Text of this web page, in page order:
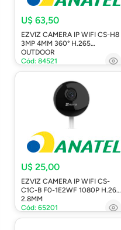
U$ 63,50
EZVIZ CAMERA IP WIFI CS-H8
3MP 4MM 360° H.265
OUTDOOR
Cód: 84521
U$ 25,00
EZVIZ CAMERA IP WIFI CS-
C1C-B F0-1E2WF 1080P H.265
2.8MM
Cód: 65201